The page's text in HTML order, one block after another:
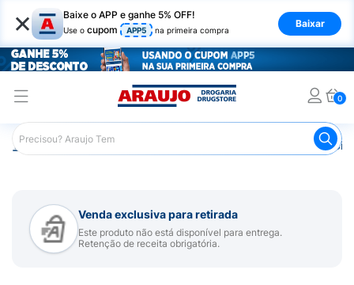
× Baixe o APP e ganhe 5% OFF!
Use o cupom APP5 na primeira compra
Baixar
0
Araujo Beleza e Cuidados
Venda exclusiva para retirada
Este produto não está disponível para entrega.
Retenção de receita obrigatória.